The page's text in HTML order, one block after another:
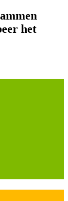
het